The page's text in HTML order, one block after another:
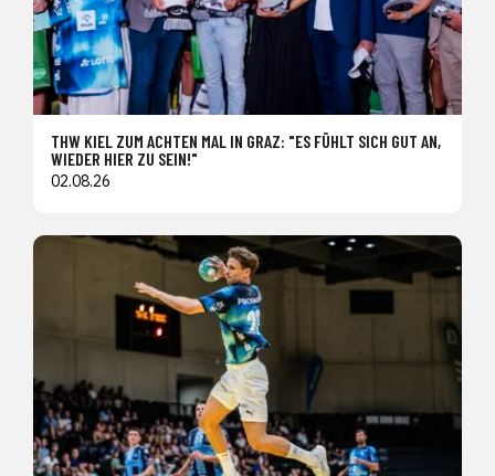
THW KIEL ZUM ACHTEN MAL IN GRAZ: "ES FÜHLT SICH GUT AN,
WIEDER HIER ZU SEIN!"
02.08.26